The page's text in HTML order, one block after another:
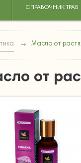
СПРАВОЧНИК ТРАВ
Масло от
от